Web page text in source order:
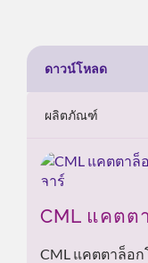
ดาวน์โหลด
ผลิตภัณฑ์
CML แคตต
CML แคตตาล็อ